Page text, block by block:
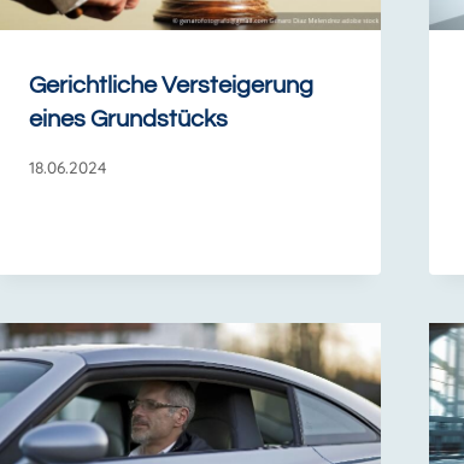
Gerichtliche Versteigerung
eines Grundstücks
18.06.2024